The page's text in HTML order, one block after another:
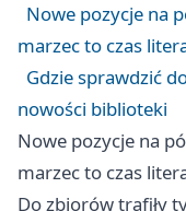
Nowe pozycje na
marzec to czas
Gdzie sprawdzić
nowości biblioteki
Nowe pozycje na
marzec to czas
Do zbiorów trafiły